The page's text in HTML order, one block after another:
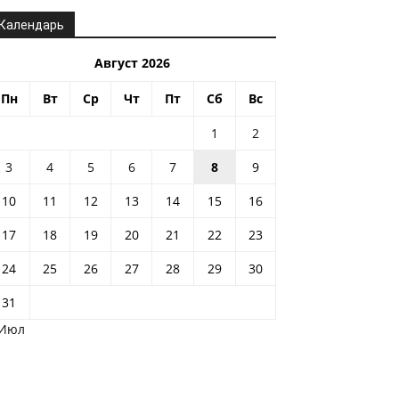
Календарь
Август 2026
Пн Вт Ср Чт Пт Сб Вс
1
2
3
4 5 6 7 8
9
10
11 12 13 14 15
16
17
18 19 20 21 22
23
24
25 26 27 28 29
30
31